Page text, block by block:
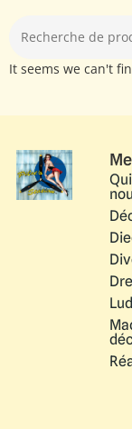
It seems we can't